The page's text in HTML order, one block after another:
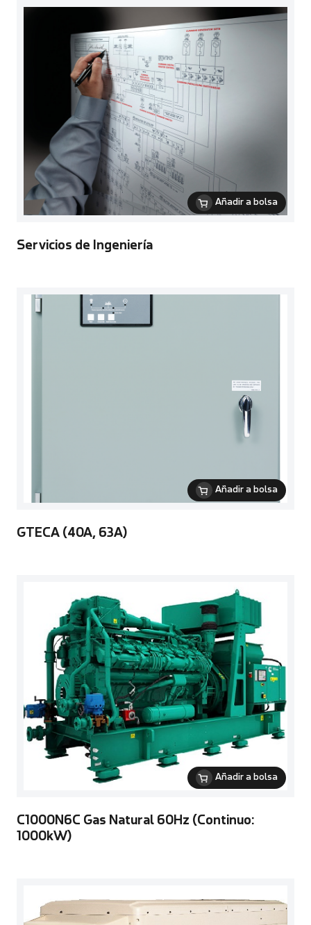
Añadir a bolsa
Servicios de Ingeniería
Añadir a bolsa
GTECA (40A, 63A)
Añadir a bolsa
C1000N6C Gas Natural 60Hz (Continuo:
1000kW)